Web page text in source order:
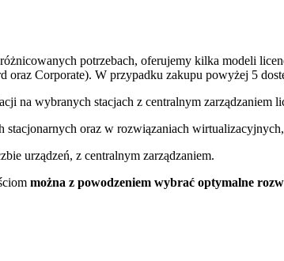
potrzebach, oferujemy kilka modeli
oraz Corporate). W przypadku zakupu powyżej 5
na wybranych stacjach z centralnym zarządzaniem
stacjonarnych oraz w rozwiązaniach wirtualizacyjnych,
urządzeń, z centralnym zarządzaniem.
można z powodzeniem wybrać optymalne